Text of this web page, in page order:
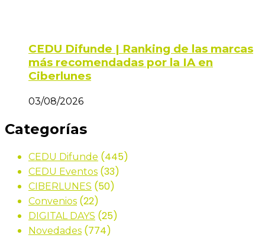
CEDU Difunde | Ranking de las marcas
más recomendadas por la IA en
Ciberlunes
03/08/2026
Categorías
CEDU Difunde (445)
CEDU Eventos (33)
CIBERLUNES (50)
Convenios (22)
DIGITAL DAYS (25)
Novedades (774)